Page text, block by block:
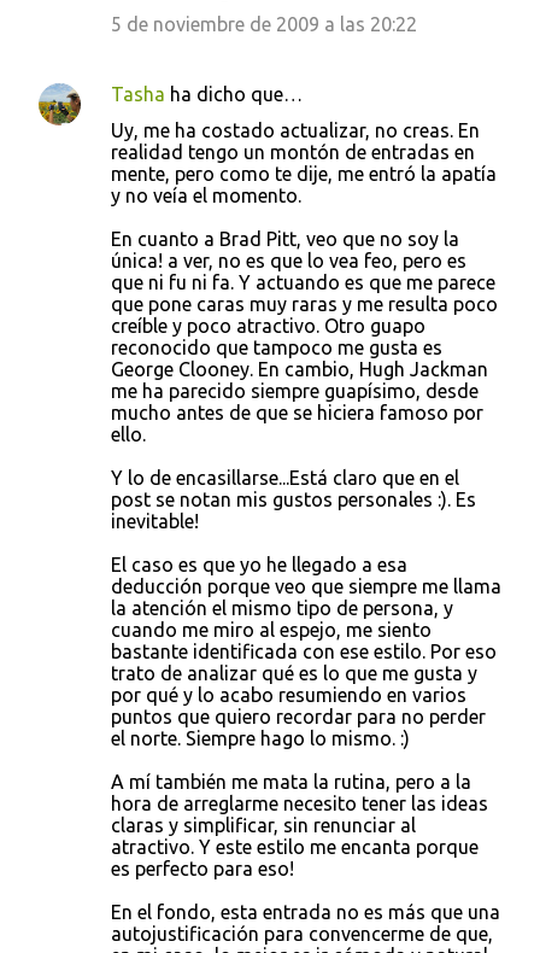
5 de noviembre de 2009 a las 20:22
Tasha ha dicho que…
Uy, me ha costado actualizar, no creas. En
realidad tengo un montón de entradas en
mente, pero como te dije, me entró la apatía
y no veía el momento.
En cuanto a Brad Pitt, veo que no soy la
única! a ver, no es que lo vea feo, pero es
que ni fu ni fa. Y actuando es que me parece
que pone caras muy raras y me resulta poco
creíble y poco atractivo. Otro guapo
reconocido que tampoco me gusta es
George Clooney. En cambio, Hugh Jackman
me ha parecido siempre guapísimo, desde
mucho antes de que se hiciera famoso por
ello.
Y lo de encasillarse...Está claro que en el
post se notan mis gustos personales :). Es
inevitable!
El caso es que yo he llegado a esa
deducción porque veo que siempre me llama
la atención el mismo tipo de persona, y
cuando me miro al espejo, me siento
bastante identificada con ese estilo. Por eso
trato de analizar qué es lo que me gusta y
por qué y lo acabo resumiendo en varios
puntos que quiero recordar para no perder
el norte. Siempre hago lo mismo. :)
A mí también me mata la rutina, pero a la
hora de arreglarme necesito tener las ideas
claras y simplificar, sin renunciar al
atractivo. Y este estilo me encanta porque
es perfecto para eso!
En el fondo, esta entrada no es más que una
autojustificación para convencerme de que,